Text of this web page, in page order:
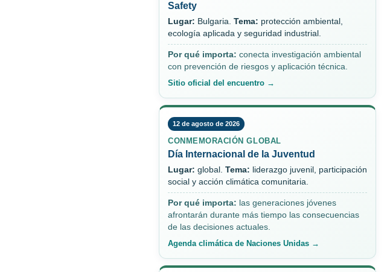
Safety
Lugar: Bulgaria. Tema: protección ambiental,
ecología aplicada y seguridad industrial.
Por qué importa: conecta investigación ambiental
con prevención de riesgos y aplicación técnica.
Sitio oficial del encuentro →
12 de agosto de 2026
CONMEMORACIÓN GLOBAL
Día Internacional de la Juventud
Lugar: global. Tema: liderazgo juvenil, participación
social y acción climática comunitaria.
Por qué importa: las generaciones jóvenes
afrontarán durante más tiempo las consecuencias
de las decisiones actuales.
Agenda climática de Naciones Unidas →